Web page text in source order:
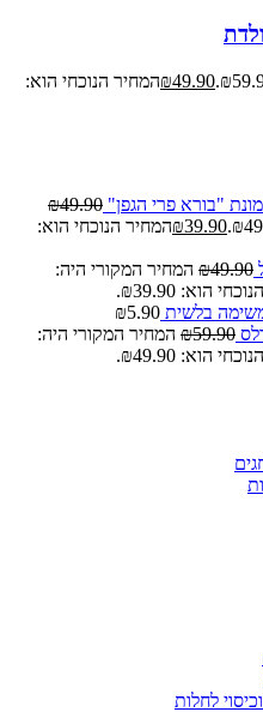
₪49.90
המחיר הנוכחי הוא:
"בורא פרי הגפן" ₪49.90
₪39.90
המחיר הנוכחי הוא:
₪49.90
המחיר המקורי היה:
הוא: ₪39.90.
בלשית
₪5.90
₪59.90
המחיר המקורי היה:
הוא: ₪49.90.
לחלות